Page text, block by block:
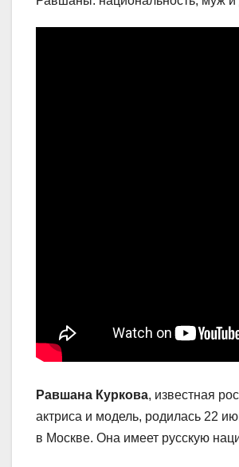
Равшана Куркова, известная
актриса и модель, родилась 22
в Москве. Она имеет русскую